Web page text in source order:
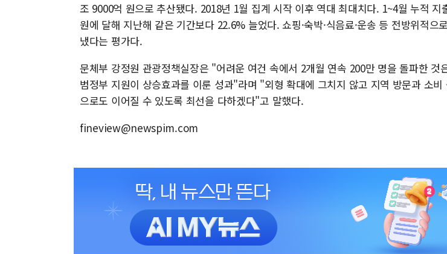
조 9000억 원으로 추산됐다. 2018년 1월 집계 시작 이후 역대 최대치다. 1~4월 누적 지
원에 달해 지난해 같은 기간보다 22.6% 늘었다. 쇼핑·숙박·식음료·운송 등 전방위적으
냈다는 평가다.
문체부 강정원 관광정책실장은 "어려운 여건 속에서 2개월 연속 200만 명을 돌파한 것
범정부 지원이 상승효과를 이룬 성과"라며 "외형 확대에 그치지 않고 지역 방문과 소
으로도 이어질 수 있도록 최선을 다하겠다"고 말했다.
fineview@newspim.com